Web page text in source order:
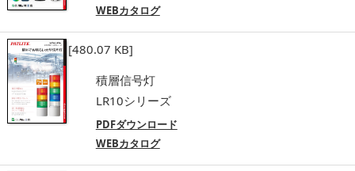
WEBカタログ
[480.07 KB]
積層信号灯
LR10シリーズ
PDFダウンロード
WEBカタログ